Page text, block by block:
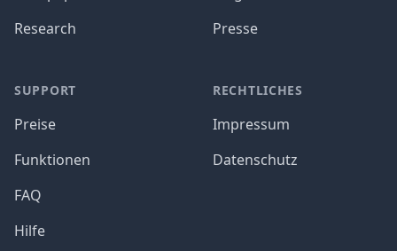
Research
SUPPORT
Preise
Funktionen
FAQ
Hilfe
Presse
RECHTLICHES
Impressum
Datenschutz